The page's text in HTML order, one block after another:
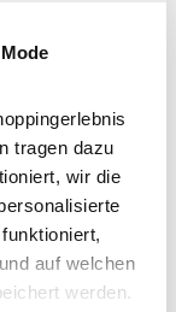
tragen dazu
wir die
auf welchen
werden.